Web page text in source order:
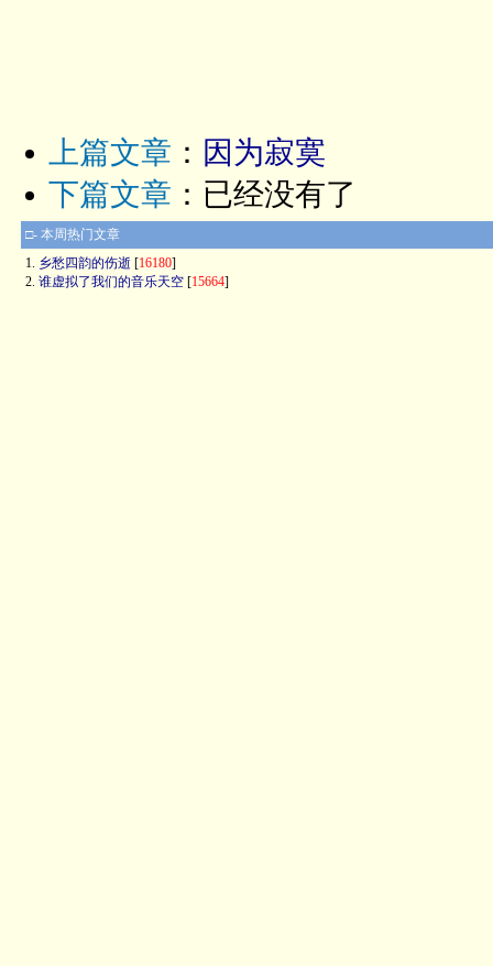
上篇文章 ： 因为寂寞
下篇文章 ：已经没有了
□- 本周热门文章
1. 乡愁四韵的伤逝 [16180]
2. 谁虚拟了我们的音乐天空 [15664]